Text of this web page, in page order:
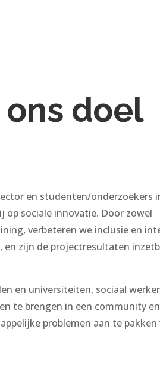
doel
en studenten/onderzoekers
sociale innovatie. Door zowel
verbeteren we inclusie en
zijn de projectresultaten
en universiteiten, sociaal
te brengen in een community
problemen aan te pakken